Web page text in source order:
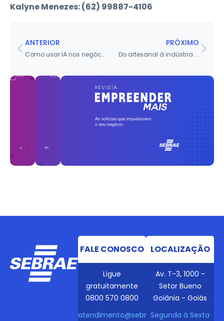
Kalyne Menezes: (62) 99887-4106
ANTERIOR
Como usar IA nos negócios para ganhar tempo, produtividade e competitividade
PRÓXIMO
Do artesanal à indústria personalizada: um case de sucesso
FALE CONOSCO
Ligue
gratuitamente
0800 570 0800
atendimento@sebraego.com.br
LOCALIZAÇÃO
Av. T-3, 1000 -
Setor Bueno
Goiânia - Goiás
Segunda à Sexta